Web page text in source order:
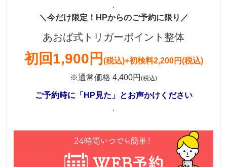
.
＼今だけ限定！HPからのご予約に限り／
あおば式トリガーポイント整体
初回1,900円 (税込)+初検料2,200円(税込)
※通常価格 4,400円 (税込)
ご予約時に「HP見た」とお声かけください
.